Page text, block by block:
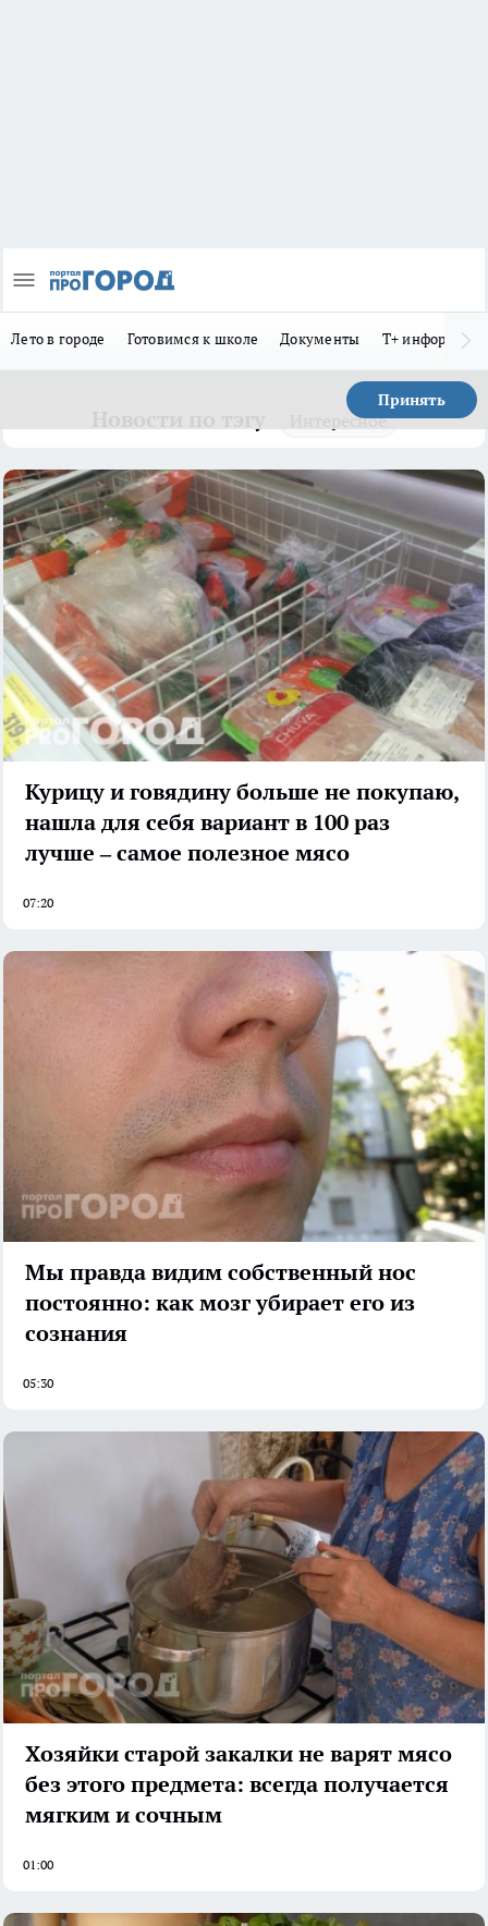
Лето в городе Готовимся к школе Документы Т+
Принять
Интересное
Курицу и говядину больше не покупаю,
нашла для себя вариант в 100 раз
лучше – самое полезное мясо
07:20
Мы правда видим собственный нос
постоянно: как мозг убирает его из
сознания
05:30
Хозяйки старой закалки не варят мясо
без этого предмета: всегда получается
мягким и сочным
01:00